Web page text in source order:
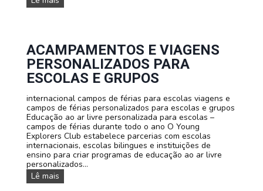
d
e
f
r
n
c
ê
s
,
i
n
g
l
ê
s
s
o
s
a
l
j
a
m
e
n
t
o
s
ACAMPAMENTOS E VIAGENS
PERSONALIZADOS PARA
ESCOLAS E GRUPOS
internacional campos de férias para escolas viagens e
campos de férias personalizados para escolas e grupos
Educação ao ar livre personalizada para escolas –
campos de férias durante todo o ano O Young
Explorers Club estabelece parcerias com escolas
internacionais, escolas bilingues e instituições de
ensino para criar programas de educação ao ar livre
personalizados...
Lê mais
c